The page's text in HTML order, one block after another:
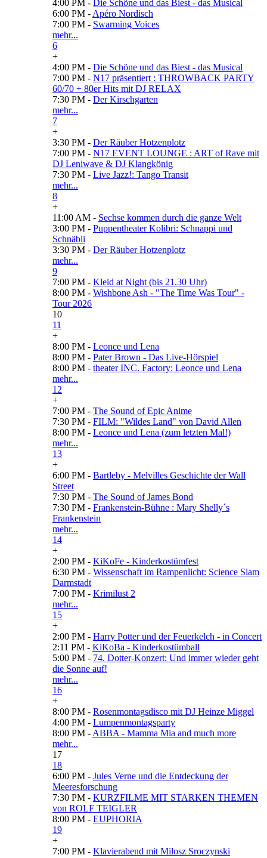
4:00 PM - Die Schöne und das Biest - das Musical
6:00 PM - Apéro Nordisch
7:00 PM - Swarming Voices
mehr...
6
+
4:00 PM - Die Schöne und das Biest - das Musical
7:00 PM - N17 präsentiert : THROWBACK PARTY
60/70 + 80er Hits mit DJ RELAX
7:30 PM - Der Kirschgarten
mehr...
7
+
3:30 PM - Der Räuber Hotzenplotz
7:00 PM - N17 EVENT LOUNGE : ART of Rave mit
DJ Leniwave & DJ Klangkönig
7:30 PM - Live Jazz!: Tango Transit
mehr...
8
+
11:00 AM - Sechse kommen durch die ganze Welt
3:00 PM - Puppentheater Kolibri: Schnappi und
Schnäbli
3:30 PM - Der Räuber Hotzenplotz
mehr...
9
7:00 PM - Kleid at Night (bis 21.30 Uhr)
8:00 PM - Wishbone Ash - "The Time Was Tour" -
Tour 2026
10
11
+
8:00 PM - Leonce und Lena
8:00 PM - Pater Brown - Das Live-Hörspiel
8:00 PM - theater INC. Factory: Leonce und Lena
mehr...
12
+
7:00 PM - The Sound of Epic Anime
7:30 PM - FILM: "Wildes Land" von David Allen
8:00 PM - Leonce und Lena (zum letzten Mal!)
mehr...
13
+
6:00 PM - Bartleby - Melvilles Geschichte der Wall
Street
7:30 PM - The Sound of James Bond
7:30 PM - Frankenstein-Bühne : Mary Shelly´s
Frankenstein
mehr...
14
+
2:00 PM - KiKoFe - Kinderkostümfest
6:30 PM - Wissenschaft im Rampenlicht: Science Slam
Darmstadt
7:00 PM - Krimilust 2
mehr...
15
+
2:00 PM - Harry Potter und der Feuerkelch - in Concert
2:11 PM - KiKoBa - Kinderkostümball
5:00 PM - 74. Dotter-Konzert: Und immer wieder geht
die Sonne auf!
mehr...
16
+
8:00 PM - Rosenmontagsdisco mit DJ Heinze Miggel
4:00 PM - Lumpenmontagsparty
8:00 PM - ABBA - Mamma Mia and much more
mehr...
17
18
6:00 PM - Jules Verne und die Entdeckung der
Meeresforschung
7:30 PM - KURZFILME MIT STARKEN THEMEN
von ROLF TEIGLER
8:00 PM - EUPHORIA
19
+
7:00 PM - Klavierabend mit Milosz Sroczynski